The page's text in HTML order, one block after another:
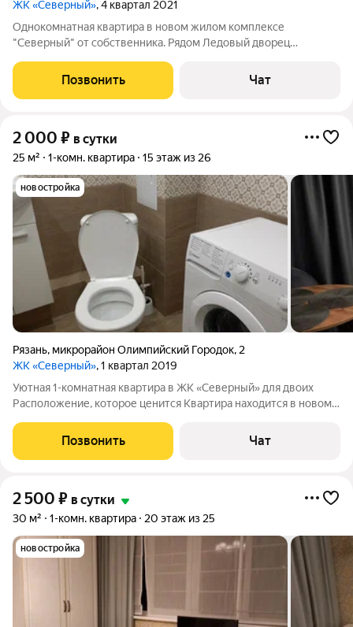
ЖК «Северный», 4 квартал 2021
Однокомнатная квартира в новом жилом комплексе
"Северный" от собственника. Рядом Ледовый дворец
Золотые купола, НИТИ арена, Перекресток, Да, Пятерочка,
Магнит, Европа, Глобус, Леруа Мерлен.
Позвонить Чат
2 000 ₽ в сутки
25 м² 1-комн. квартира 15 этаж из 26
новостройка
Рязань, микрорайон Олимпийский Городок, 2
ЖК «Северный», 1 квартал 2019
Уютная 1-комнатная квартира в ЖК «Северный» для двоих
Расположение, которое ценится Квартира находится в новом
Ледовый дворец, Теннисная академия им. Озерова, 11-я
больница, рынок, ТЦ «Золотые
Позвонить Чат
2 500 ₽ в сутки
30 м² 1-комн. квартира 20 этаж из 25
новостройка